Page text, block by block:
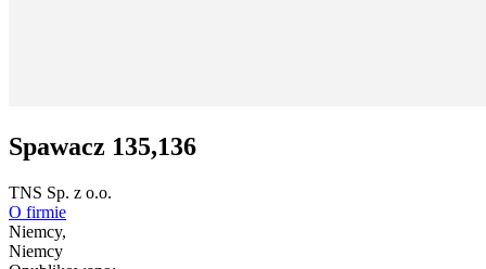
Spawacz 135,136
TNS Sp. z o.o.
O firmie
Niemcy,
Niemcy